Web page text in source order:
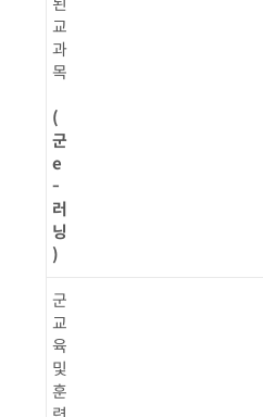
교
과
목
(
군
e
-
러
닝
)
군
교
육
및
훈